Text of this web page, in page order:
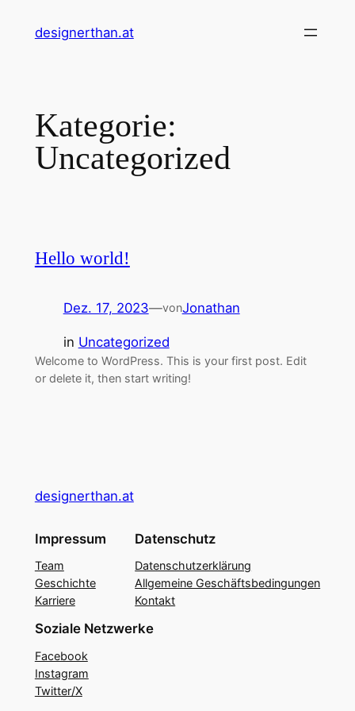
Inhaltdesignerthan.at
Kategorie:
Uncategorized
Hello world!
Dez. 17, 2023—vonJonathan
in Uncategorized
Welcome to WordPress. This is your first post. Edit
or delete it, then start writing!
designerthan.at
Impressum
Team
Geschichte
Karriere
Datenschutz
Datenschutzerklärung
Allgemeine Geschäftsbedingungen
Kontakt
Soziale Netzwerke
Facebook
Instagram
Twitter/X